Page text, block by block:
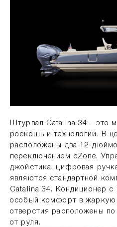
Штурвал Catalina 34 - это
роскошь и технологии. В
расположены два 12-
переключением cZone.
джойстика, цифровая
являются стандартной
Catalina 34. Кондиционер с
особый комфорт в жаркую
отверстия расположены
от руля.